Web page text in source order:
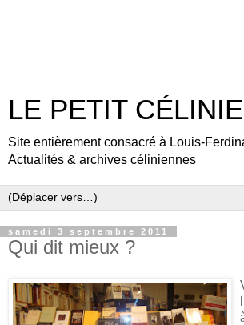
LE PETIT
Site entièrement consacré à Louis-
Actualités & archives céliniennes
samedi 3 septembre 2011
Qui dit mieux ?